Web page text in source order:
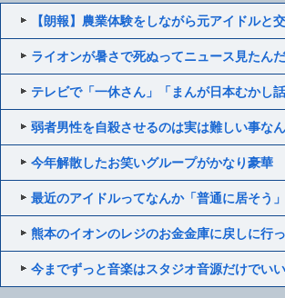
【朗報】農業体験をしながら元アイドルと
ライオンが暑さで死ぬってニュース見たん
テレビで「一休さん」「まんが日本むかし
弱者男性を自殺させるのは実は難しい事な
今年解散したお笑いグループがかなり豪華
最近のアイドルってなんか「普通に居そう
熊本のイオンのレジのお金金庫に戻しに行
今までずっと音楽はスタジオ音源だけでい